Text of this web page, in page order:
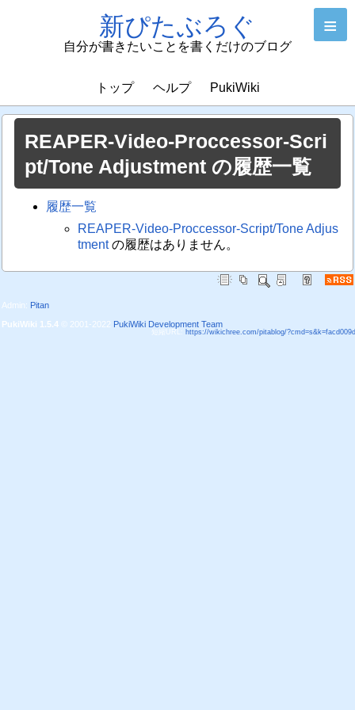
新ぴたぶろぐ
自分が書きたいことを書くだけのブログ
≡
トップ ヘルプ PukiWiki
REAPER-Video-Proccessor-Scri
pt/Tone Adjustment の履歴一覧
履歴一覧
REAPER-Video-Proccessor-Script/Tone Adjus
tmentの履歴はありません。
Admin: Pitan
PukiWiki 1.5.4 © 2001-2022 PukiWiki Development Team
短縮URL: https://wikichree.com/pitablog/